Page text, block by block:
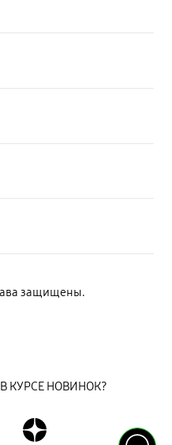
защищены.
КУРСЕ НОВИНОК?